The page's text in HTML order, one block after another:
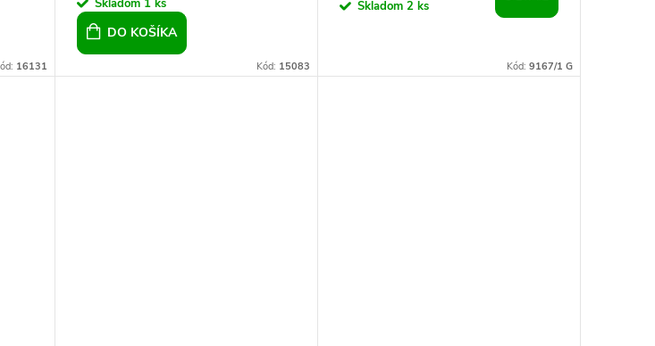
16131
Skladom 1 ks
DO KOŠÍKA
Kód: 15083
Skladom 2 ks
Kód: 9167/1 G